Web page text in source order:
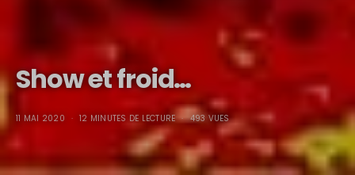
Show et froid…
11 MAI 2020 12 MINUTES DE LECTURE 493 VUES